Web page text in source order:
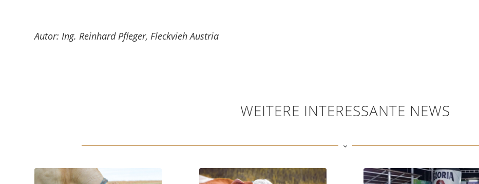
Autor: Ing. Reinhard Pfleger, Fleckvieh Austria
WEITERE INTERESSANTE NEWS